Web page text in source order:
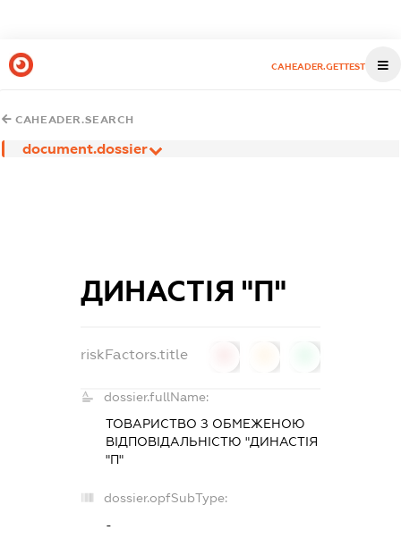
CAHEADER.GETTEST
CAHEADER.SEARCH
document.dossier
ДИНАСТІЯ "П"
riskFactors.title
dossier.fullName:
ТОВАРИСТВО З ОБМЕЖЕНОЮ
ВІДПОВІДАЛЬНІСТЮ "ДИНАСТІЯ
"П"
dossier.opfSubType:
-